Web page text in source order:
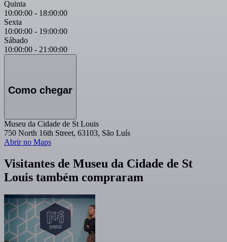
Quinta
10:00:00 - 18:00:00
Sexta
10:00:00 - 19:00:00
Sábado
10:00:00 - 21:00:00
Como chegar
Museu da Cidade de St Louis
750 North 16th Street, 63103, São Luís
Abrir no Maps
Visitantes de Museu da Cidade de St
Louis também compraram